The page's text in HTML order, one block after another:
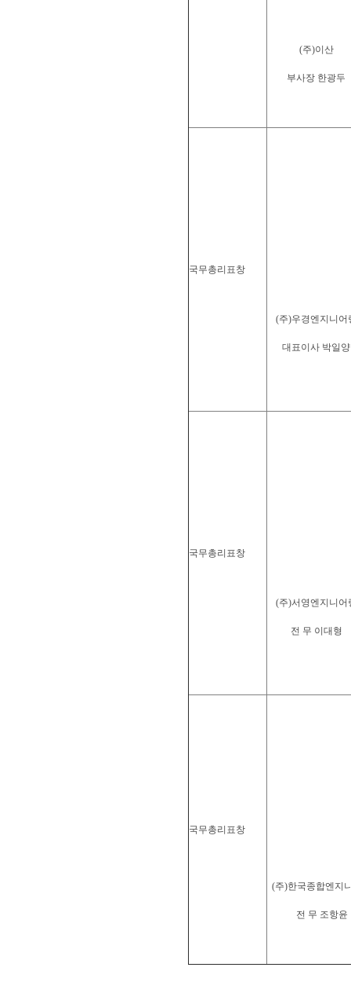
(주)이산
부사장 한광두
국무총리표창
(주)우경엔지니어
대표이사 박일양
국무총리표창
(주)서영엔지니어
전 무 이대형
국무총리표창
(주)한국종합엔지
전 무 조항윤